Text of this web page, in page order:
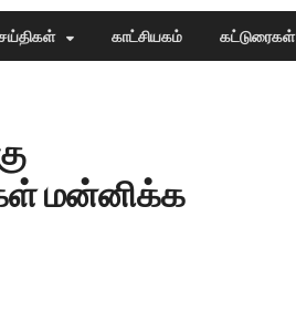
காட்சியகம் கட்டுரைகள்
மன்னிக்க